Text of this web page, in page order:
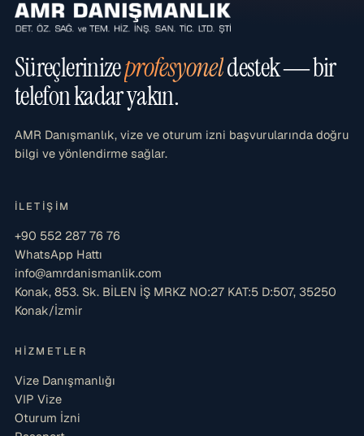
Süreçlerinizeprofesyoneldestek — bir
telefon kadar yakın.
AMR Danışmanlık, vize ve oturum izni başvurularında doğru
bilgi ve yönlendirme sağlar.
İLETIŞIM
+90 552 287 76 76
WhatsApp Hattı
info@amrdanismanlik.com
Konak, 853. Sk. BİLEN İŞ MRKZ NO:27 KAT:5 D:507, 35250
Konak/İzmir
HIZMETLER
Vize Danışmanlığı
VIP Vize
Oturum İzni